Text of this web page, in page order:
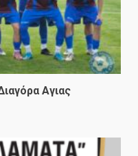
Αγιας